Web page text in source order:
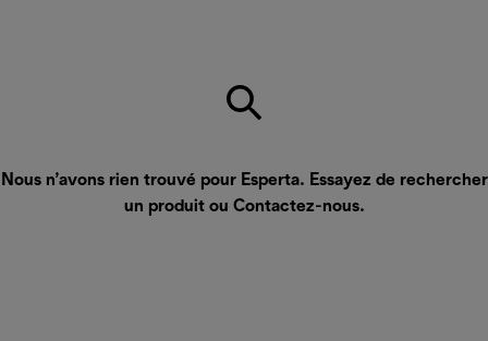
Nous n’avons rien trouvé pour Esperta. Essayez de rechercher
un produit ou Contactez-nous.